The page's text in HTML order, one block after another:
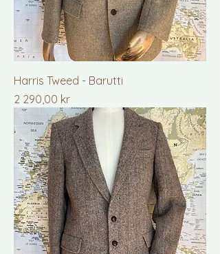
Harris Tweed - Barutti
Pris
2 290,00 kr